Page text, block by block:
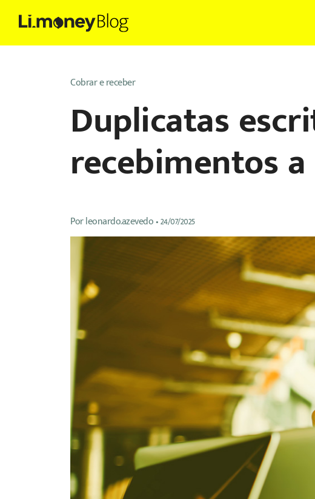
Cobrar e receber
Duplicatas
recebimentos
Porleonardo.azevedo•24/07/2025